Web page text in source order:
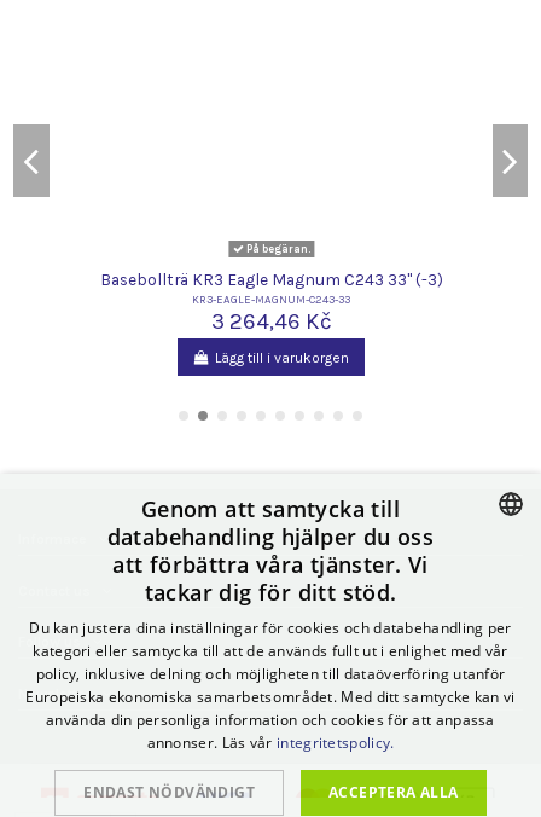
På begäran.
Basebollträ KR3 Eagle Magnum C243 33" (-3)
KR3-EAGLE-MAGNUM-C243-33
3 264,46 Kč
Lägg till i varukorgen
Follow us
Newsletter
CZECH
POLISH
GERMAN
SPANISH
ITALIAN
HUNGARIAN
Genom att samtycka till
databehandling hjälper du oss
att förbättra våra tjänster. Vi
tackar dig för ditt stöd.
Du kan justera dina inställningar för cookies och databehandling per
kategori eller samtycka till att de används fullt ut i enlighet med vår
policy, inklusive delning och möjligheten till dataöverföring utanför
Europeiska ekonomiska samarbetsområdet. Med ditt samtycke kan vi
använda din personliga information och cookies för att anpassa
annonser. Läs vår integritetspolicy.
ACCEPTERA ALLA
ENDAST NÖDVÄNDIGT